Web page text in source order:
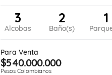
3
Alcobas
2
Baño(s)
1
Para Venta
$540.000.000
Pesos Colombianos